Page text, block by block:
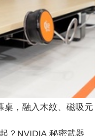
桌，融入木紋、磁吸元
？NVIDIA 秘密武器